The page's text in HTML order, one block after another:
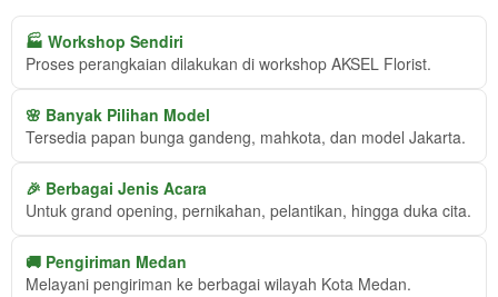
🏭 Workshop Sendiri
Proses perangkaian dilakukan di workshop AKSEL Florist.
🌸 Banyak Pilihan Model
Tersedia papan bunga gandeng, mahkota, dan model Jakarta.
🎉 Berbagai Jenis Acara
Untuk grand opening, pernikahan, pelantikan, hingga duka cita.
🚚 Pengiriman Medan
Melayani pengiriman ke berbagai wilayah Kota Medan.